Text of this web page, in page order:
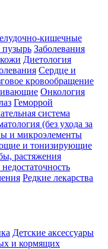
кишечные
Заболевания
Диетология
Сердце и
кровообращение
Онкология
Геморрой
система
(без ухода за
и микроэлементы
и тонизирующие
растяжения
Редкие лекарства
Детские аксессуары
и кормящих